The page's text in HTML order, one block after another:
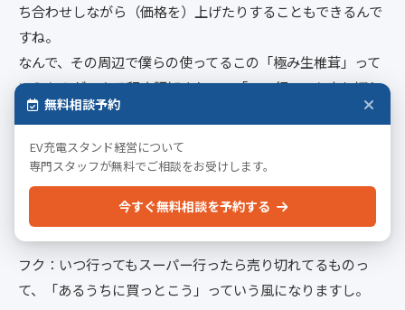
ち合わせしながら（価格を）上げたりすることもできるんで
すね。
なんで、その周辺で僕らの使ってるこの「極み生椎茸」って
いうものが、ある程度認知されて、「いつ行っても売り切れ
てるよね」っていう風になった時に、口コミで周辺にどんど
んどんどん広まっていくところを見れているのは楽しいで
す。はい。
市川：定着すると売れるよね。
フク：いつ行ってもスーパー行ったら売り切れてるものっ
て、「あるうちに買っとこう」っていう風になりますし。
無料相談予約
EV充電スタンド経営について
専門スタッフが無料でご相談をお受けします。
今すぐ無料相談を予約する